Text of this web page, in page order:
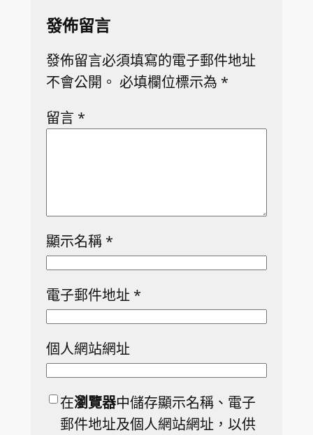
發佈留言
發佈留言必須填寫的電子郵件地址
不會公開。 必填欄位標示為 *
留言 *
顯示名稱 *
電子郵件地址 *
個人網站網址
在瀏覽器中儲存顯示名稱、電子
郵件地址及個人網站網址，以供